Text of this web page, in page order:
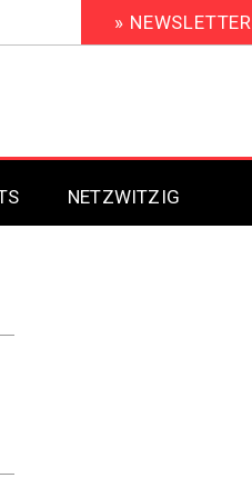
» NEWSLETTER
Signage 2019
NETZWITZIG